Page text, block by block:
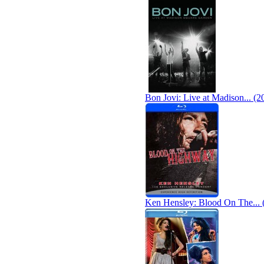
Bon Jovi: Live at Madison...
Ken Hensley: Blood On The...